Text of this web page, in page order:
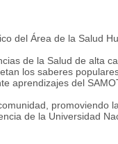
del Área de la Salud
de la Salud de alta
los saberes
aprendizajes del
promoviendo
de la Universidad